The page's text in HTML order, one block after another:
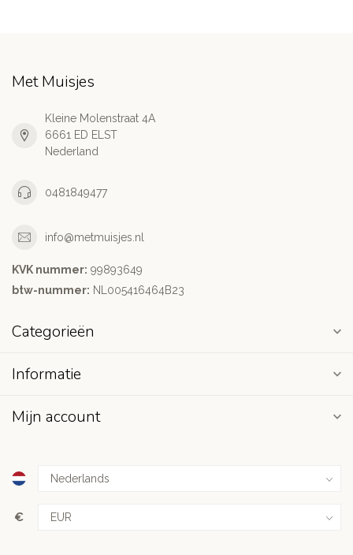
Met Muisjes
Kleine Molenstraat 4A
6661 ED ELST
Nederland
0481849477
info@metmuisjes.nl
KVK nummer: 99893649
btw-nummer: NL005416464B23
Categorieën
Informatie
Mijn account
€